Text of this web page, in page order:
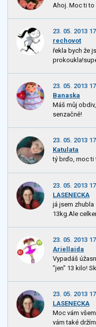
Ahoj. Moc ti to
23. 05. 2013
rechovot
řekla bych že
23. 05. 2013
Banaska
Máš můj
senzačně!
23. 05. 2013
Katulata
tý brďo, moc ti
23. 05. 2013
LASENECKA
já jsem zhubla
13kg.Ale
23. 05. 2013
Ariellaida
Vypadáš
"jen" 13 kilo!
23. 05. 2013
LASENECKA
Moc vám
vám také